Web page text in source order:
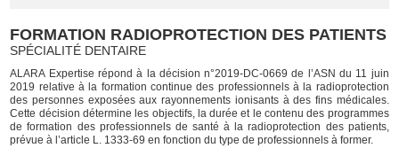
FORMATION RADIOPROTECTION DES PATIENTS
SPÉCIALITÉ DENTAIRE
ALARA Expertise répond à la décision n°2019-DC-0669 de l’ASN du 11 juin
2019 relative à la formation continue des professionnels à la radioprotection
des personnes exposées aux rayonnements ionisants à des fins médicales.
Cette décision détermine les objectifs, la durée et le contenu des programmes
de formation des professionnels de santé à la radioprotection des patients,
prévue à l’article L. 1333-69 en fonction du type de professionnels à former.